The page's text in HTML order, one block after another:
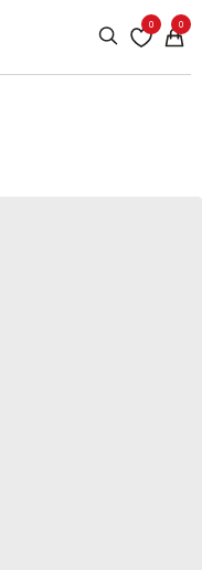
0 0